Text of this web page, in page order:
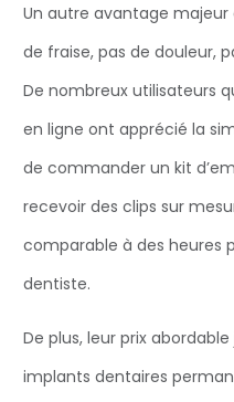
Un autre avantage majeur
de fraise, pas de douleur,
De nombreux utilisateurs
en ligne ont apprécié la
de commander un kit
recevoir des clips sur
comparable à des heures
dentiste.
De plus, leur prix
implants dentaires